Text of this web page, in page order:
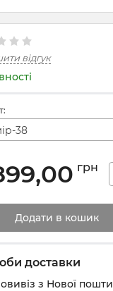
відгук
38
грн
Додати в кошик
доставки
з Нової пошти